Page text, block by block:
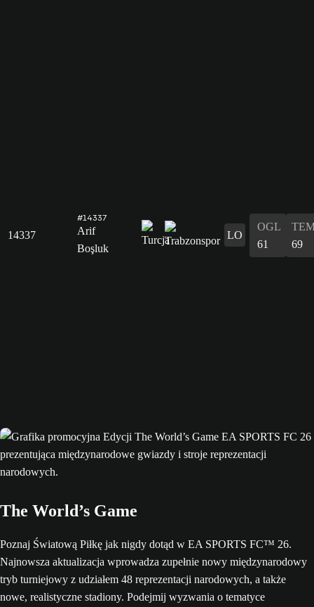
14337
#14337
Arif
Boşluk
LO
OGL
61
69
The World’s Game
Poznaj Światową Piłkę jak nigdy dotąd w EA SPORTS FC™ 26.
Najnowsza aktualizacja wprowadza zupełnie nowy międzynarodowy
tryb turniejowy z udziałem 48 reprezentacji narodowych, a także
nowe, realistyczne stadiony. Podejmij wyzwania o tematyce